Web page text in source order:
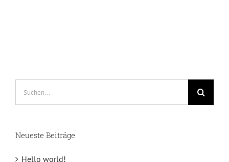
Neueste Beiträge
Hello world!